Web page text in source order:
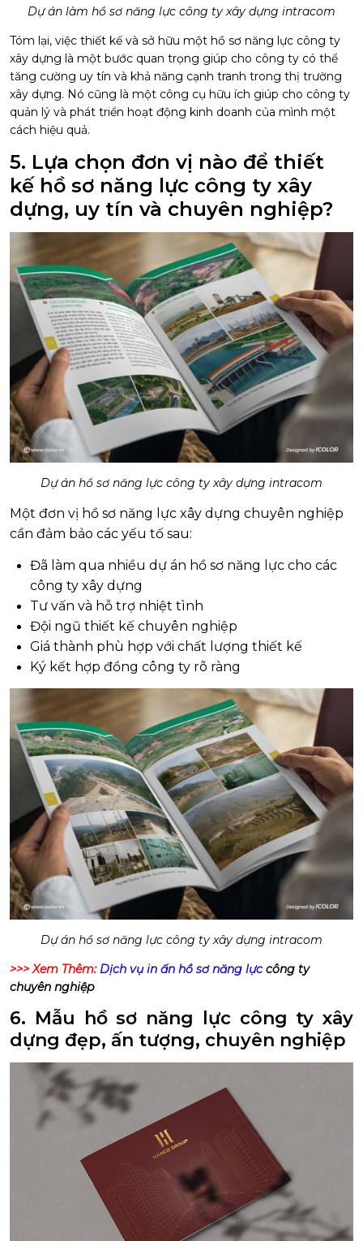
Dự án làm hồ sơ năng lực công ty xây dựng intracom
Tóm lại, việc thiết kế và sở hữu một hồ sơ năng lực công ty
xây dựng là một bước quan trọng giúp cho công ty có thể
tăng cường uy tín và khả năng cạnh tranh trong thị trường
xây dựng. Nó cũng là một công cụ hữu ích giúp cho công ty
quản lý và phát triển hoạt động kinh doanh của mình một
cách hiệu quả.
5. Lựa chọn đơn vị nào để thiết
kế hồ sơ năng lực công ty xây
dựng, uy tín và chuyên nghiệp?
Dự án hồ sơ năng lực công ty xây dựng intracom
Một đơn vị hồ sơ năng lực xây dựng chuyên nghiệp
cần đảm bảo các yếu tố sau:
Đã làm qua nhiều dự án hồ sơ năng lực cho các
công ty xây dựng
Tư vấn và hỗ trợ nhiệt tình
Đội ngũ thiết kế chuyên nghiệp
Giá thành phù hợp với chất lượng thiết kế
Ký kết hợp đồng công ty rõ ràng
Dự án hồ sơ năng lực công ty xây dựng intracom
>>> Xem Thêm: Dịch vụ in ấn hồ sơ năng lựccông ty
chuyên nghiệp
6. Mẫu hồ sơ năng lực công ty xây
dựng đẹp, ấn tượng, chuyên nghiệp